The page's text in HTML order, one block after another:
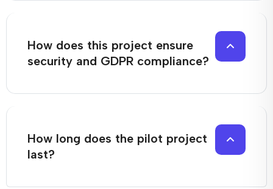
How does this project ensure
security and GDPR compliance?
How long does the pilot project
last?